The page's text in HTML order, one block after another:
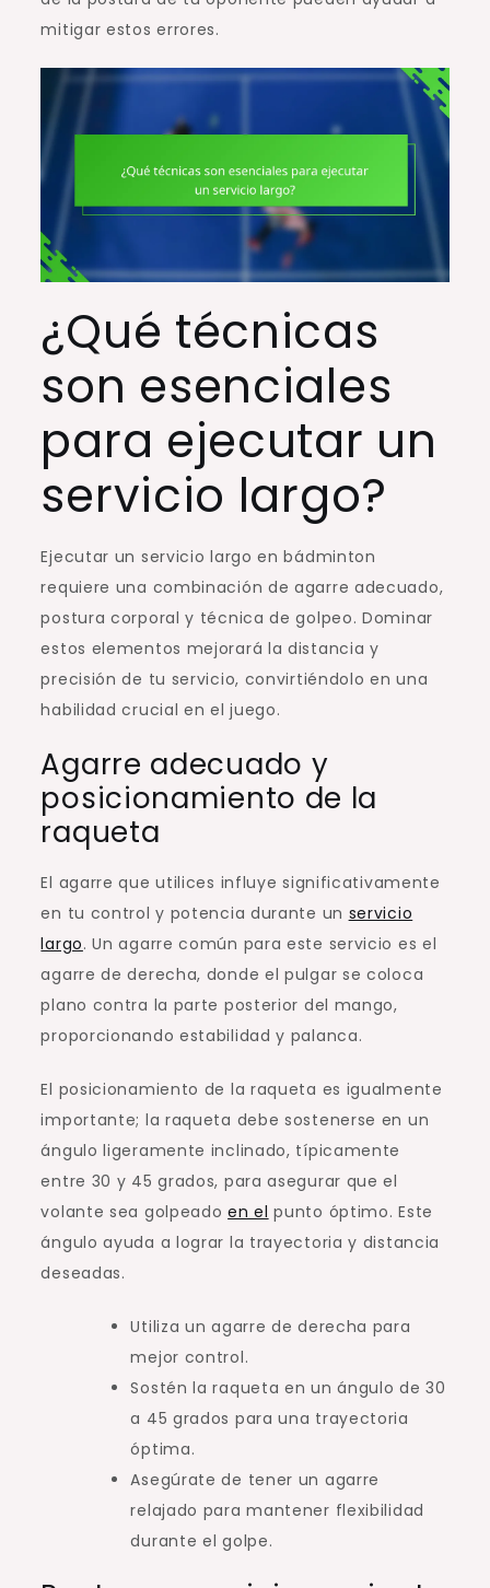
mitigar estos errores.
¿Qué técnicas
son esenciales
para ejecutar un
servicio largo?
Ejecutar un servicio largo en bádminton
requiere una combinación de agarre adecuado,
postura corporal y técnica de golpeo. Dominar
estos elementos mejorará la distancia y
precisión de tu servicio, convirtiéndolo en una
habilidad crucial en el juego.
Agarre adecuado y
posicionamiento de la
raqueta
El agarre que utilices influye significativamente
en tu control y potencia durante un servicio
largo. Un agarre común para este servicio es el
agarre de derecha, donde el pulgar se coloca
plano contra la parte posterior del mango,
proporcionando estabilidad y palanca.
El posicionamiento de la raqueta es igualmente
importante; la raqueta debe sostenerse en un
ángulo ligeramente inclinado, típicamente
entre 30 y 45 grados, para asegurar que el
volante sea golpeadoen el punto óptimo. Este
ángulo ayuda a lograr la trayectoria y distancia
deseadas.
Utiliza un agarre de derecha para
mejor control.
Sostén la raqueta en un ángulo de 30
a 45 grados para una trayectoria
óptima.
Asegúrate de tener un agarre
relajado para mantener flexibilidad
durante el golpe.